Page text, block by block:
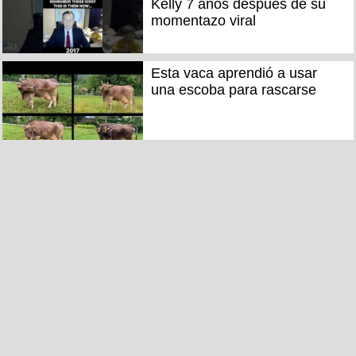
Kelly 7 años después de su
momentazo viral
Esta vaca aprendió a usar
una escoba para rascarse